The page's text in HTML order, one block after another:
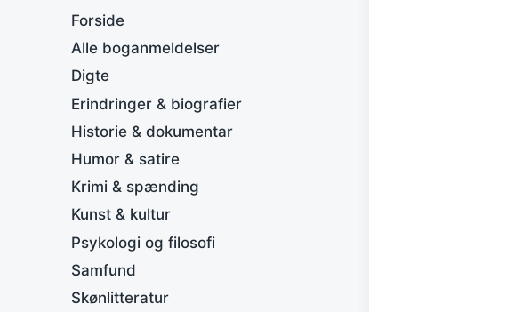
Forside
Alle boganmeldelser
Digte
Erindringer & biografier
Historie & dokumentar
Humor & satire
Krimi & spænding
Kunst & kultur
Psykologi og filosofi
Samfund
Skønlitteratur